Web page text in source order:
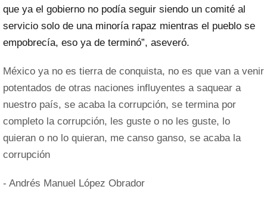
que ya el gobierno no podía seguir siendo un comité al
servicio solo de una minoría rapaz mientras el pueblo se
empobrecía, eso ya de terminó”, aseveró.
México ya no es tierra de conquista, no es que van a venir
potentados de otras naciones influyentes a saquear a
nuestro país, se acaba la corrupción, se termina por
completo la corrupción, les guste o no les guste, lo
quieran o no lo quieran, me canso ganso, se acaba la
corrupción
- Andrés Manuel López Obrador